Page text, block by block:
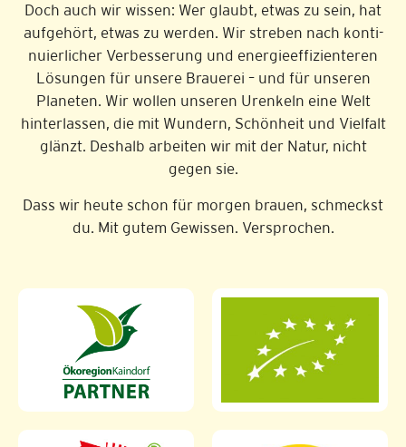
Doch auch wir wissen: Wer glaubt, etwas zu sein, hat
aufgehört, etwas zu werden. Wir streben nach konti­
nuierlicher Verbesserung und energie­effizienteren
Lösungen für unsere Brauerei – und für unseren
Planeten. Wir wollen unseren Urenkeln eine Welt
hinterlassen, die mit Wundern, Schönheit und Vielfalt
glänzt. Deshalb arbeiten wir mit der Natur, nicht
gegen sie.
Dass wir heute schon für morgen brauen, schmeckst
du. Mit gutem Gewissen. Versprochen.